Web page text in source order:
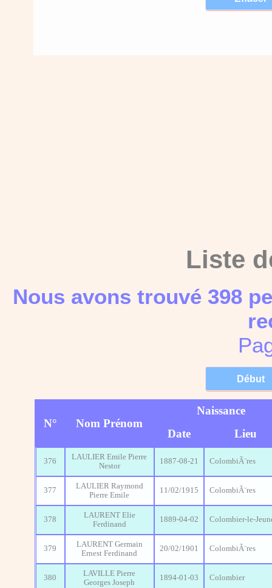
Liste
Nous avons trouvé 398
N° Nom Prénom
Naissance
Date
Lieu
376
LAULIER Emile Pierre
Nestor
1887-08-21 ColombiÃ¨res
377
LAULIER Raymond
Pierre Emile
11/02/1915 ColombiÃ¨res
378
LAURENT Elie
Ferdinand
1889-04-02 Colombier-le-
379
LAURENT Germain
Ernest Ferdinand
20/02/1901 ColombiÃ¨res
380
LAVILLE Pierre
Georges Joseph
1894-01-03 Colombier